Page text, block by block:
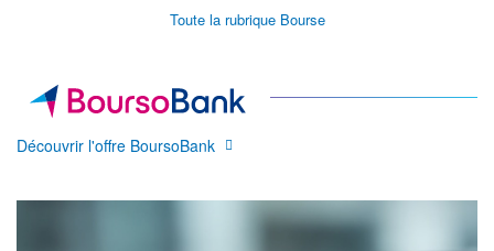
Toute la rubrique Bourse
Découvrir l'offre BoursoBank